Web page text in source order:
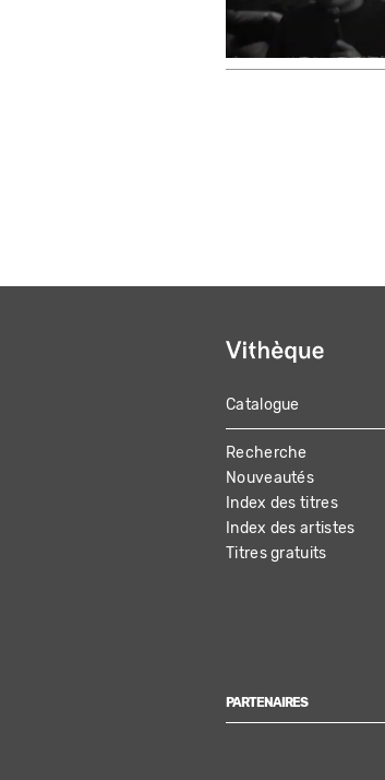
MAIN
NAVIGATION
Catalogue
Recherche
Nouveautés
Index des titres
Index des artistes
Titres gratuits
PARTENAIRES